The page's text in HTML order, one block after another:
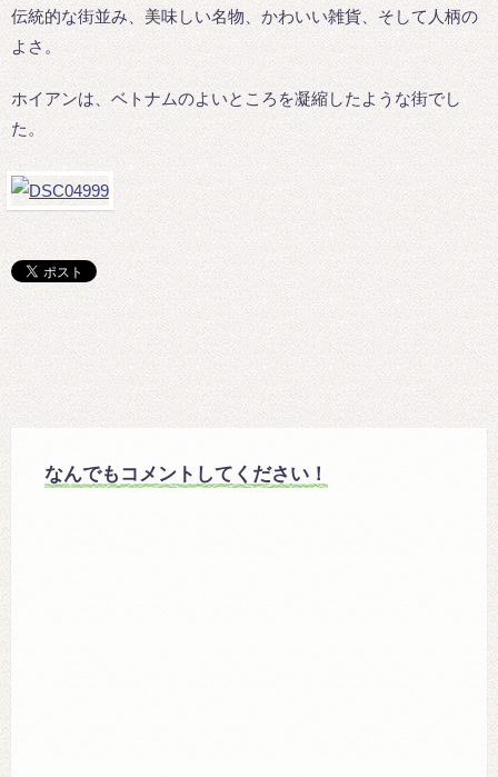
伝統的な街並み、美味しい名物、かわいい雑貨、そして人柄の
よさ。
ホイアンは、ベトナムのよいところを凝縮したような街でし
た。
なんでもコメントしてください！